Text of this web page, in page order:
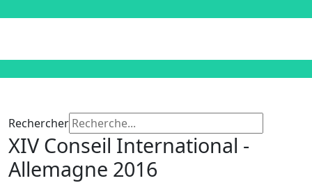
Rechercher
XIV Conseil International -
Allemagne 2016